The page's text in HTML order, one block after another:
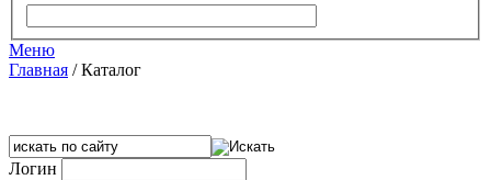
Меню
Главная /Каталог
Логин